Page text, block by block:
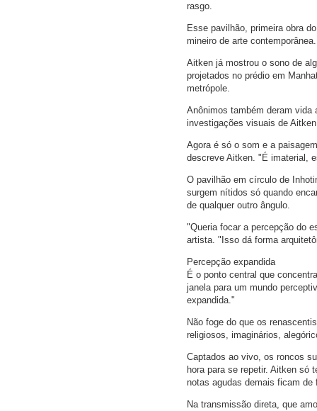
rasgo.
Esse pavilhão, primeira obra
mineiro de arte contemporânea.
Aitken já mostrou o sono de
projetados no prédio em
metrópole.
Anônimos também deram
investigações visuais de
Agora é só o som e a
descreve Aitken. "É imaterial,
O pavilhão em círculo de
surgem nítidos só quando
de qualquer outro ângulo.
"Queria focar a percepção do
artista. "Isso dá forma
Percepção expandida
É o ponto central que
janela para um mundo
expandida."
Não foge do que os
religiosos, imaginários,
Captados ao vivo, os roncos
hora para se repetir. Aitken só
notas agudas demais ficam
Na transmissão direta, que